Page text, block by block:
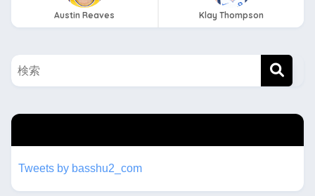
Austin Reaves Klay Thompson
Tweets by basshu2_com